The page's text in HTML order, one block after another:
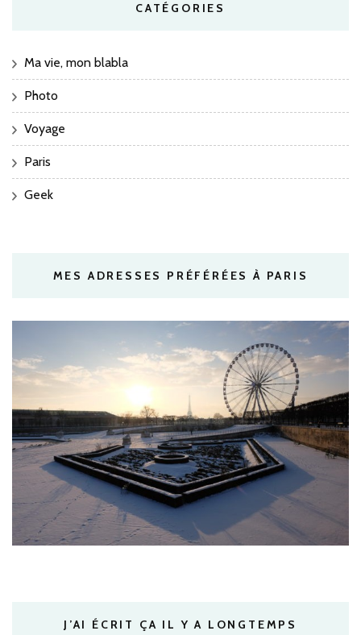
CATÉGORIES
Ma vie, mon blabla
Photo
Voyage
Paris
Geek
MES ADRESSES PRÉFÉRÉES À PARIS
J’AI ÉCRIT ÇA IL Y A LONGTEMPS